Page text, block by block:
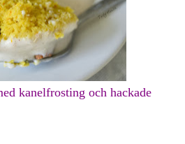
kanelfrosting och hackade